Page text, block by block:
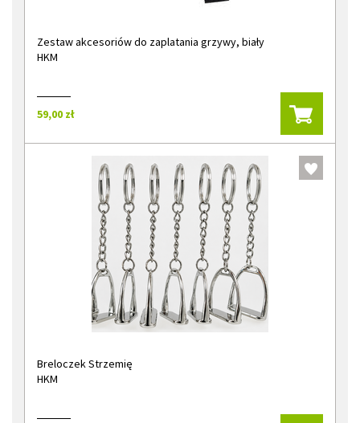
Zestaw akcesoriów do zaplatania grzywy, biały
HKM
59,00 zł
Breloczek Strzemię
HKM